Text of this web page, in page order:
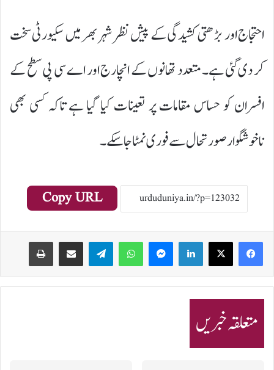
احتجاج اور بڑھتی کشیدگی کے پیش نظر شہر بھر میں سکیورٹی سخت
کر دی گئی ہے۔ متعدد تھانوں کے انچارج اور اے سی پی سطح کے
افسران کو حساس مقامات پر تعینات کیا گیا ہے تاکہ کسی بھی
ناخوشگوار صورتحال سے فوری نمٹا جا سکے۔
Copy URL
LinkedIn
WhatsApp
Telegram
متعلقہ خبریں